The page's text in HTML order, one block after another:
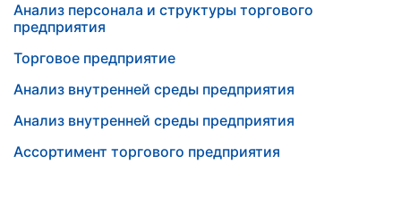
Анализ персонала и структуры торгового
предприятия
Торговое предприятие
Анализ внутренней среды предприятия
Анализ внутренней среды предприятия
Ассортимент торгового предприятия